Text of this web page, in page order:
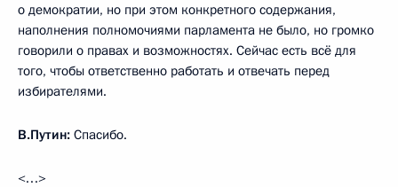
о демократии, но при этом конкретного содержания,
наполнения полномочиями парламента не было, но громко
говорили о правах и возможностях. Сейчас есть всё для
того, чтобы ответственно работать и отвечать перед
избирателями.
В.Путин: Спасибо.
<…>